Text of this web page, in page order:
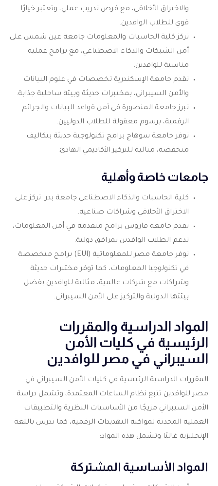
والاختراق الأخلاقي، مع فرص تدريب عملي، وتعتبر خيارًا
قوي للطلاب الوافدين.
تركز كلية الحاسبات والمعلومات جامعة عين شمس على
أمن الشبكات والذكاء الاصطناعي، مع برامج عملية
مناسبة للوافدين.
تقدم جامعة الإسكندرية تخصصات في علوم البيانات
والأمن السيبراني، بمختبرات حديثة وبيئة ساحلية جذابة.
تبرز جامعة المنصورة في أمن قواعد البيانات والجرائم
الرقمية، برسوم معقولة للطلاب الدوليين.
توفر جامعة سوهاج برامج تكنولوجية حديثة بتكاليف
منخفضة، مثالية للتركيز الأكاديمي الهادئ.
جامعات خاصة وأهلية
كلية الحاسبات والذكاء الاصطناعي جامعة بدر تركز على
الاختراق الأخلاقي وشراكات صناعية.
تقدم جامعة فاروس برامج متقدمة في أمن المعلومات،
تدعم الطلاب الوافدين بمرافق دولية.
توفر جامعة مصر للمعلوماتية (EUI) برامج متخصصة
في تكنولوجيا المعلومات، كما توفر مختبرات حديثة
وشراكات مع شركات عالمية، مثالية للوافدين بفضل
بيئتها الدولية والتركيز على الأمن السيبراني.
المواد الدراسية والمقررات
الرئيسية في كليات الأمن
السيبراني في مصر للوافدين
المقررات الدراسية الرئيسية في كليات الأمن السيبراني في
مصر للوافدين تتبع نظام الساعات المعتمدة، وتشمل دراسة
الأمن السيبراني مزيجًا من الأساسيات النظرية والتطبيقات
العملية المحدثة لمواكبة التهديدات الرقمية، كما تدرس باللغة
الإنجليزية غالبًا وتشمل هذه المواد:
المواد الأساسية المشتركة